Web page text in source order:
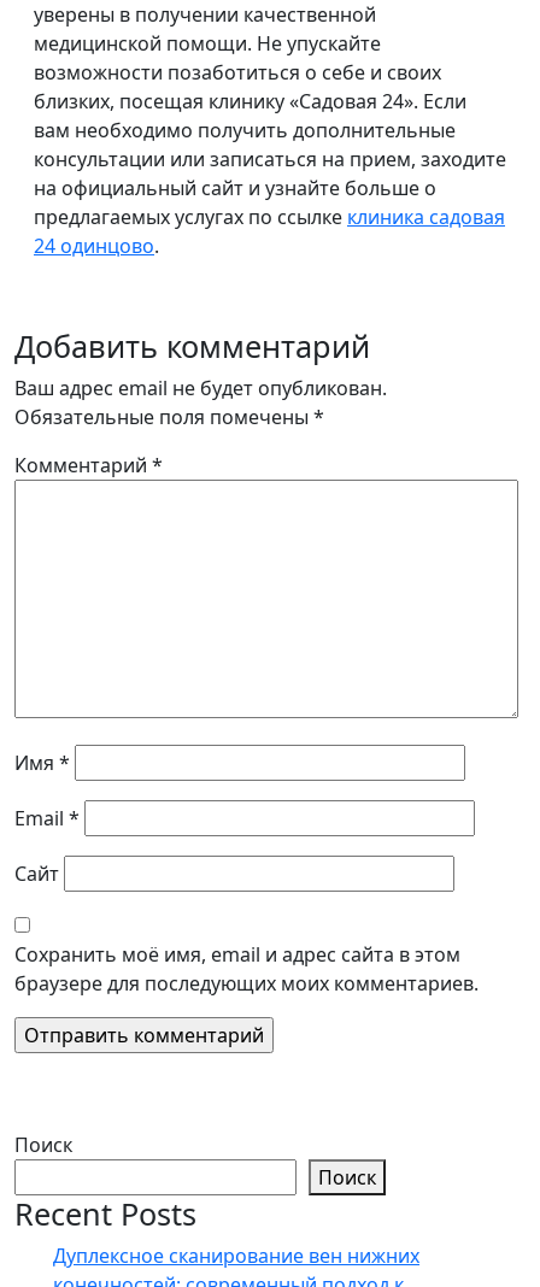
уверены в получении качественной
медицинской помощи. Не упускайте
возможности позаботиться о себе и своих
близких, посещая клинику «Садовая 24». Если
вам необходимо получить дополнительные
консультации или записаться на прием, заходите
на официальный сайт и узнайте больше о
предлагаемых услугах по ссылке клиника садовая
24 одинцово.
Добавить комментарий
Ваш адрес email не будет опубликован.
Обязательные поля помечены *
Комментарий *
Имя *
Email *
Сайт
Сохранить моё имя, email и адрес сайта в этом
браузере для последующих моих комментариев.
Поиск
Поиск
Recent Posts
Дуплексное сканирование вен нижних